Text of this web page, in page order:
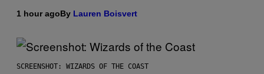
1 hour agoBy Lauren Boisvert
SCREENSHOT: WIZARDS OF THE COAST